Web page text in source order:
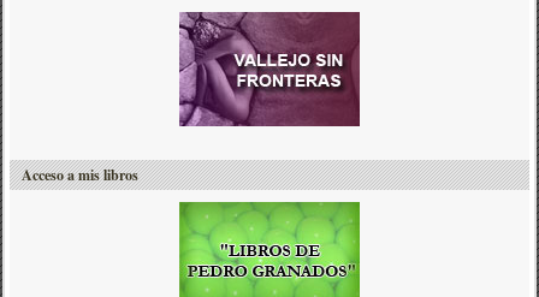
Acceso a mis libros